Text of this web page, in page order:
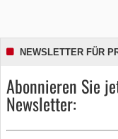
NEWSLETTER FÜR
Abonnieren Sie
Newsletter: